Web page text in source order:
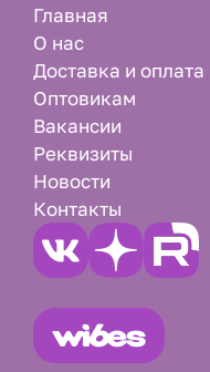
Главная
О нас
Доставка и оплата
Оптовикам
Вакансии
Реквизиты
Новости
Контакты